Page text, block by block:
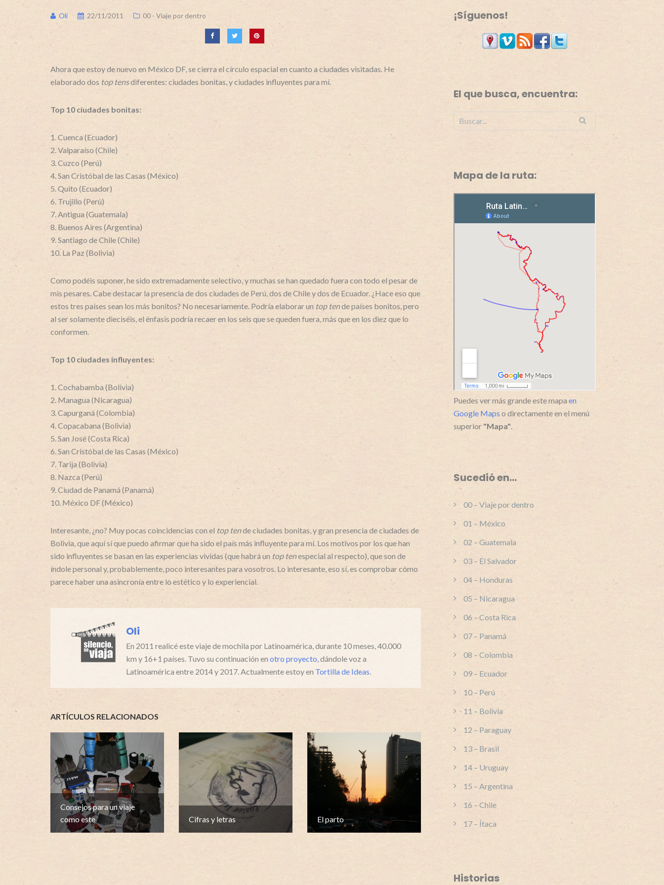
Oli 22/11/2011 00 - Viaje por dentro
Ahora que estoy de nuevo en México DF, se cierra el círculo espacial en cuanto a ciudades visitadas. He
elaborado dos top tensdiferentes: ciudades bonitas, y ciudades influyentes para mí.
Top 10 ciudades bonitas:
1. Cuenca (Ecuador)
2. Valparaíso (Chile)
3. Cuzco (Perú)
4. San Cristóbal de las Casas (México)
5. Quito (Ecuador)
6. Trujillo (Perú)
7. Antigua (Guatemala)
8. Buenos Aires (Argentina)
9. Santiago de Chile (Chile)
10. La Paz (Bolivia)
Como podéis suponer, he sido extremadamente selectivo, y muchas se han quedado fuera con todo el pesar de
mis pesares. Cabe destacar la presencia de dos ciudades de Perú, dos de Chile y dos de Ecuador. ¿Hace eso que
estos tres países sean los más bonitos? No necesariamente. Podría elaborar un top tende países bonitos, pero
al ser solamente dieciséis, el énfasis podría recaer en los seis que se queden fuera, más que en los diez que lo
conformen.
Top 10 ciudades influyentes:
1. Cochabamba (Bolivia)
2. Managua (Nicaragua)
3. Capurganá (Colombia)
4. Copacabana (Bolivia)
5. San José (Costa Rica)
6. San Cristóbal de las Casas (México)
7. Tarija (Bolivia)
8. Nazca (Perú)
9. Ciudad de Panamá (Panamá)
10. México DF (México)
Interesante, ¿no? Muy pocas coincidencias con el top tende ciudades bonitas, y gran presencia de ciudades de
Bolivia, que aquí sí que puedo afirmar que ha sido el país más influyente para mí. Los motivos por los que han
sido influyentes se basan en las experiencias vividas (que habrá un top tenespecial al respecto), que son de
índole personal y, probablemente, poco interesantes para vosotros. Lo interesante, eso sí, es comprobar cómo
parece haber una asincronía entre lo estético y lo experiencial.
Oli
En 2011 realicé este viaje de mochila por Latinoamérica, durante 10 meses, 40.000
km y 16+1 países. Tuvo su continuación en otro proyecto, dándole voz a
Latinoamérica entre 2014 y 2017. Actualmente estoy en Tortilla de Ideas.
ARTÍCULOS RELACIONADOS
Consejos para un viaje
como este
Cifras y letras El parto
¡Síguenos!
El que busca, encuentra:
Mapa de la ruta:
Puedes ver más grande este mapa en
Google Maps o directamente en el menú
superior "Mapa".
Sucedió en…
00 – Viaje por dentro
01 – México
02 – Guatemala
03 – El Salvador
04 – Honduras
05 – Nicaragua
06 – Costa Rica
07 – Panamá
08 – Colombia
09 – Ecuador
10 – Perú
11 – Bolivia
12 – Paraguay
13 – Brasil
14 – Uruguay
15 – Argentina
16 – Chile
17 – Ítaca
Historias